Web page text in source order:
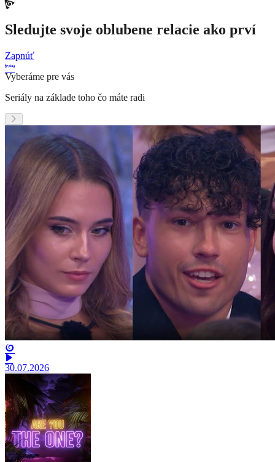
Sledujte svoje oblubene relacie ako prví
Zapnúť
Vyberáme pre vás
Seriály na základe toho čo máte radi
30.07.2026